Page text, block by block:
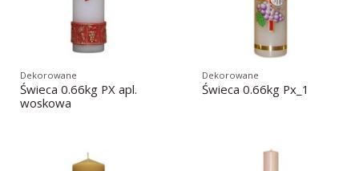
Dekorowane
Świeca 0.66kg PX apl.
woskowa
Dekorowane
Świeca 0.66kg Px_1